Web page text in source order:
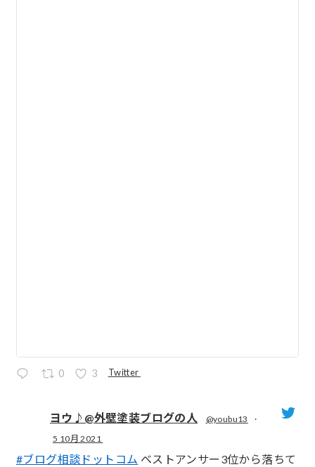
0 3 Twitter
ヨウ♪@外壁塗装ブログの人 @youbu13
·
5 10月 2021
#ブログ相談ドットコム ベストアンサー3位から落ちて